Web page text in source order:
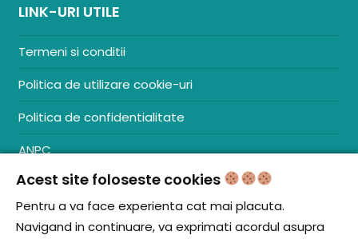
LINK-URI UTILE
Termeni si conditii
Politica de utilizare cookie-uri
Politica de confidentialitate
ANPC
Contact
S.C. ZENCOM MEDIA GROUP SRL
J20/1379/2017
Acest site foloseste cookies
Pentru a va face experienta cat mai placuta.
Navigand in continuare, va exprimati acordul asupra